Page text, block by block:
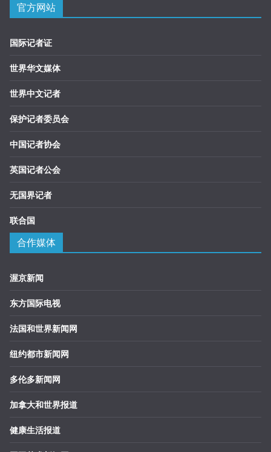
官方网站
国际记者证
世界华文媒体
世界中文记者
保护记者委员会
中国记者协会
英国记者公会
无国界记者
联合国
合作媒体
渥京新闻
东方国际电视
法国和世界新闻网
纽约都市新闻网
多伦多新闻网
加拿大和世界报道
健康生活报道